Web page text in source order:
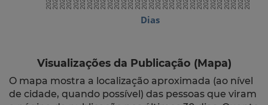
Dias
Visualizações da Publicação (Mapa)
O mapa mostra a localização aproximada (ao nível
de cidade, quando possível) das pessoas que viram